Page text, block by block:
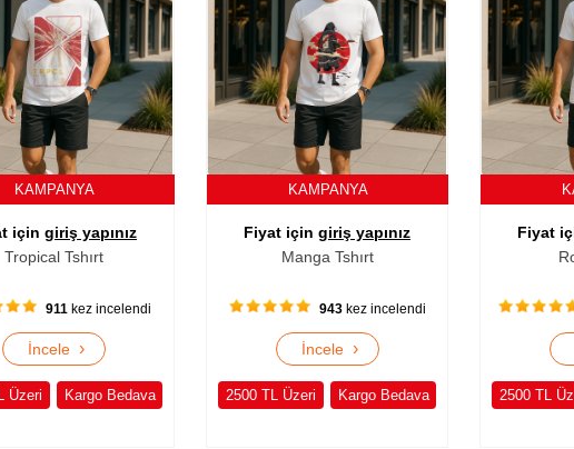
KAMPANYA
için giriş yapınız
Tropical Tshırt
911 kez incelendi
İncele ›
Üzeri Kargo Bedava
KAMPANYA
Fiyat için giriş yapınız
Manga Tshırt
943kez incelendi
İncele ›
2500 TL Üzeri Kargo Bedava
Fiyat
2500 TL